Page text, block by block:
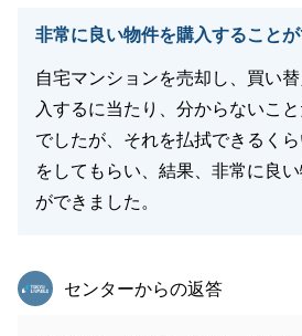
非常に良い物件を購入すること
自宅マンションを売却し、買い
入するに当たり、分からないこ
でしたが、それを払拭できるく
をしてもらい、結果、非常に良
ができました。
東急リバブル
センターからの返答